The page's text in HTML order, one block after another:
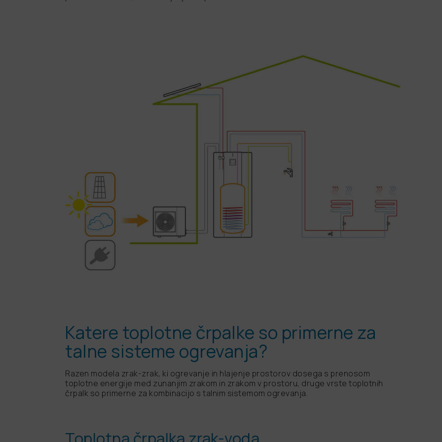
Katere toplotne črpalke so primerne za
talne sisteme ogrevanja?
Razen modela zrak-zrak, ki ogrevanje in hlajenje prostorov dosega s prenosom
toplotne energije med zunanjim zrakom in zrakom v prostoru, druge vrste toplotnih
črpalk so primerne za kombinacijo s talnim sistemom ogrevanja.